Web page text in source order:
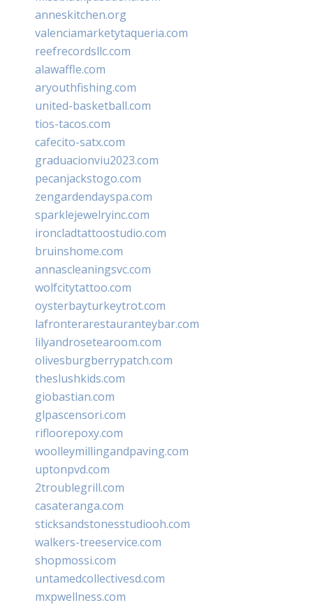
anneskitchen.org
valenciamarketytaqueria.com
reefrecordsllc.com
alawaffle.com
aryouthfishing.com
united-basketball.com
tios-tacos.com
cafecito-satx.com
graduacionviu2023.com
pecanjackstogo.com
zengardendayspa.com
sparklejewelryinc.com
ironcladtattoostudio.com
bruinshome.com
annascleaningsvc.com
wolfcitytattoo.com
oysterbayturkeytrot.com
lafronterarestauranteybar.com
lilyandrosetearoom.com
olivesburgberrypatch.com
theslushkids.com
giobastian.com
glpascensori.com
rifloorepoxy.com
woolleymillingandpaving.com
uptonpvd.com
2troublegrill.com
casateranga.com
sticksandstonesstudiooh.com
walkers-treeservice.com
shopmossi.com
untamedcollectivesd.com
mxpwellness.com